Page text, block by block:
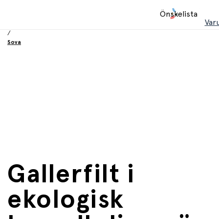
Önskelista
/
Sova
Gallerfilt i
ekologisk